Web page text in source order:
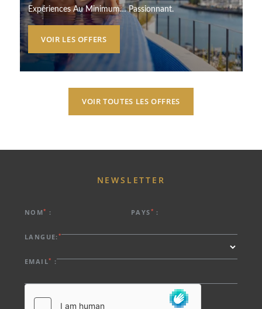
Expériences Au Minimum… Passionnant.
VOIR LES OFFERS
VOIR TOUTES LES OFFRES
NOM* : PAYS* :
LANGUE:*
EMAIL* :
NEWSLETTER